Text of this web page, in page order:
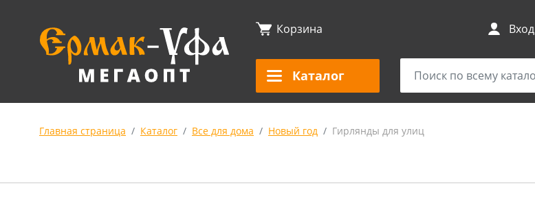
Корзина Вход
Каталог
Главная страница Каталог Все для дома Новый год Гирлянды для улиц